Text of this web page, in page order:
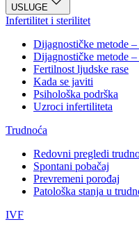
USLUGE
Infertilitet i sterilitet
Dijagnostičke metode –
Dijagnostičke metode –
Fertilnost ljudske rase
Kada se javiti
Psihološka podrška
Uzroci infertiliteta
Trudnoća
Redovni pregledi
Spontani pobačaj
Prevremeni porođaj
Patološka stanja u
IVF